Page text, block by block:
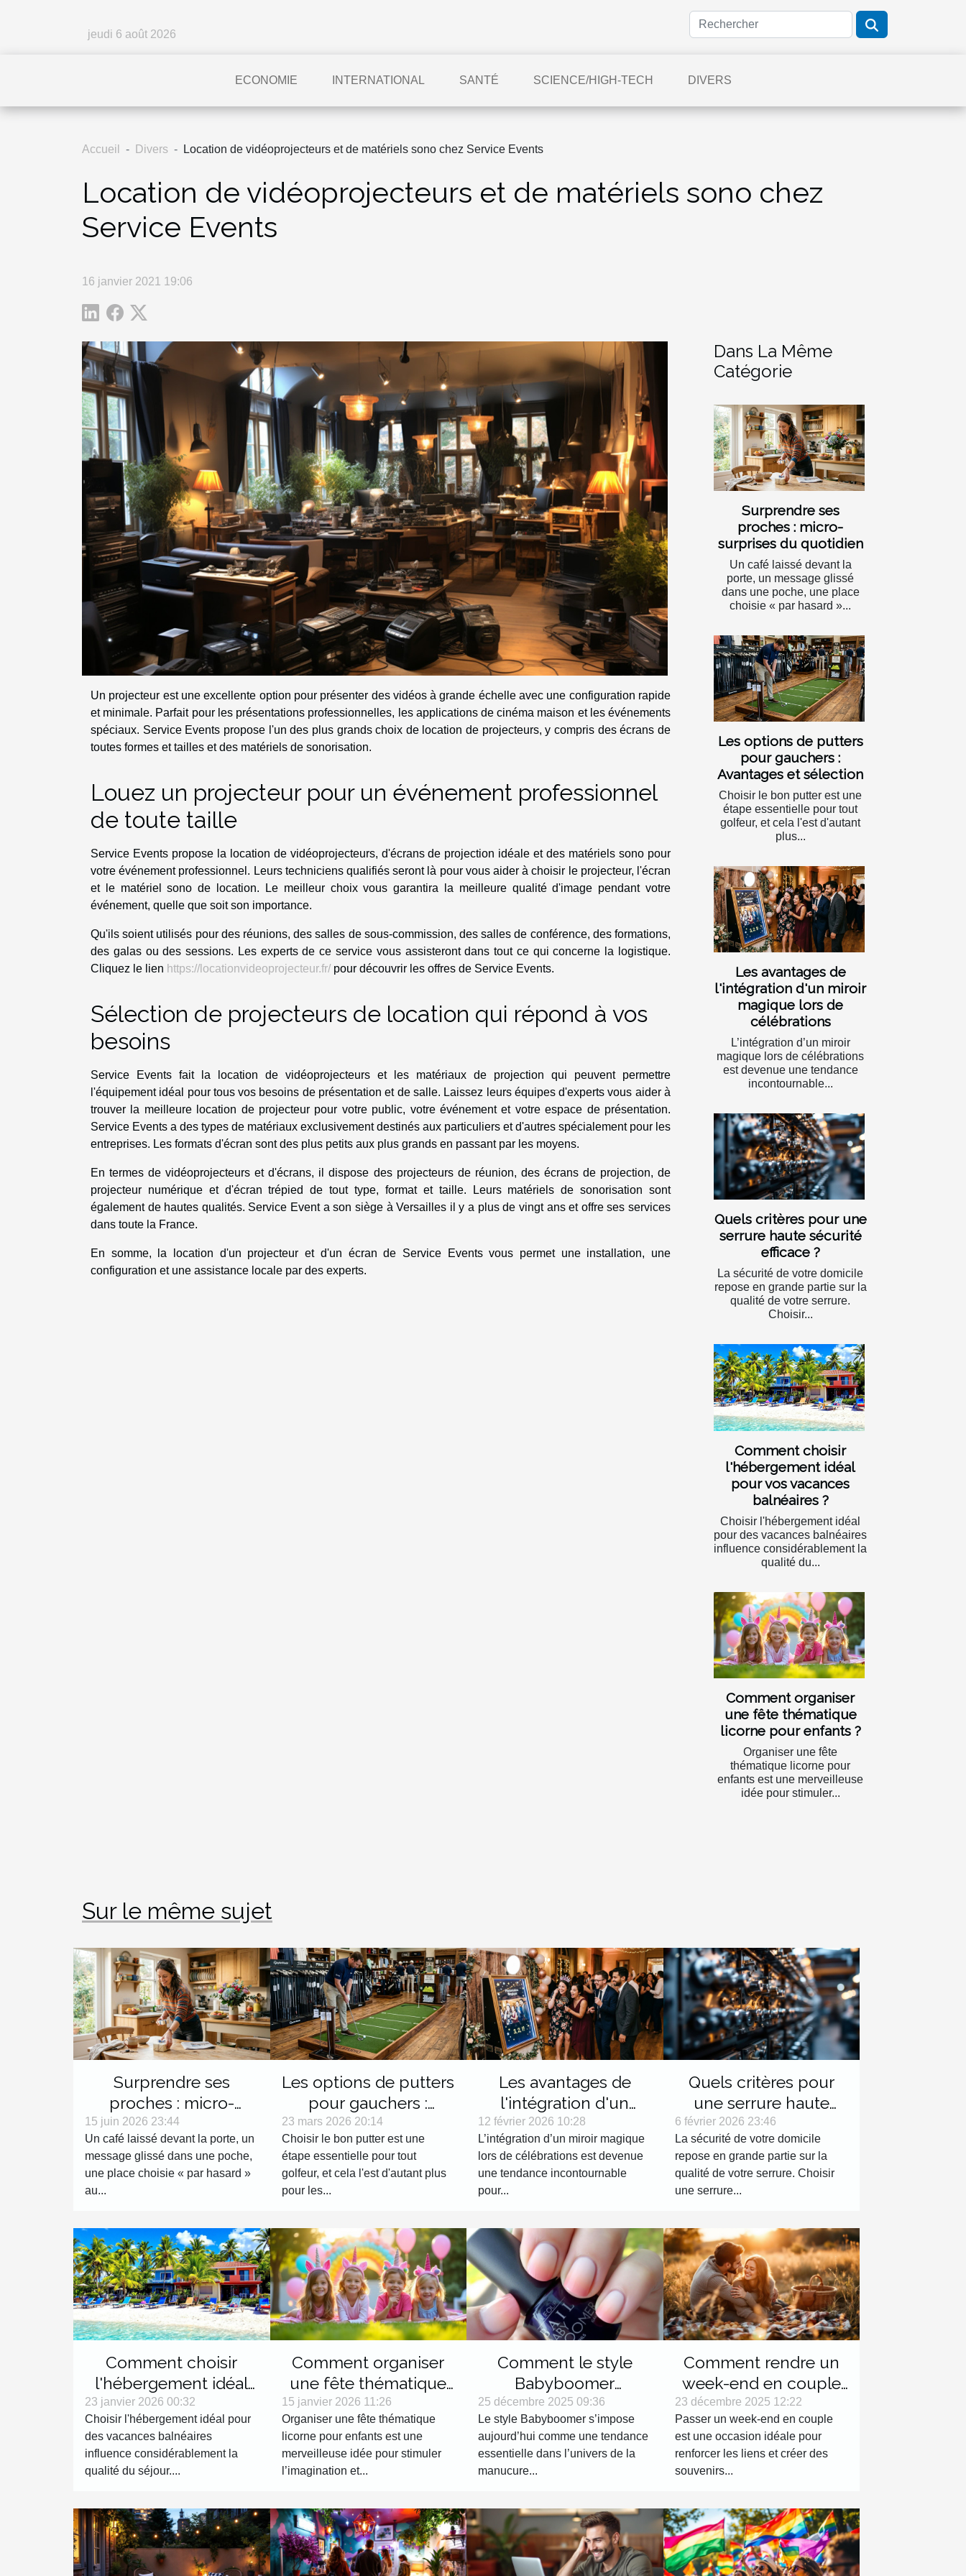
jeudi 6 août 2026
ECONOMIE INTERNATIONAL SANTÉ SCIENCE/HIGH-TECH DIVERS
Accueil Divers Location de vidéoprojecteurs et de matériels sono chez Service Events
Location de vidéoprojecteurs et de matériels sono chez
Service Events
16 janvier 2021 19:06
Un projecteur est une excellente option pour présenter des vidéos à grande échelle avec une configuration rapide
et minimale. Parfait pour les présentations professionnelles, les applications de cinéma maison et les événements
spéciaux. Service Events propose l'un des plus grands choix de location de projecteurs, y compris des écrans de
toutes formes et tailles et des matériels de sonorisation.
Louez un projecteur pour un événement professionnel
de toute taille
Service Events propose la location de vidéoprojecteurs, d'écrans de projection idéale et des matériels sono pour
votre événement professionnel. Leurs techniciens qualifiés seront là pour vous aider à choisir le projecteur, l'écran
et le matériel sono de location. Le meilleur choix vous garantira la meilleure qualité d'image pendant votre
événement, quelle que soit son importance.
Qu'ils soient utilisés pour des réunions, des salles de sous-commission, des salles de conférence, des formations,
des galas ou des sessions. Les experts de ce service vous assisteront dans tout ce qui concerne la logistique.
Cliquez le lien https://locationvideoprojecteur.fr/ pour découvrir les offres de Service Events.
Sélection de projecteurs de location qui répond à vos
besoins
Service Events fait la location de vidéoprojecteurs et les matériaux de projection qui peuvent permettre
l'équipement idéal pour tous vos besoins de présentation et de salle. Laissez leurs équipes d'experts vous aider à
trouver la meilleure location de projecteur pour votre public, votre événement et votre espace de présentation.
Service Events a des types de matériaux exclusivement destinés aux particuliers et d'autres spécialement pour les
entreprises. Les formats d'écran sont des plus petits aux plus grands en passant par les moyens.
En termes de vidéoprojecteurs et d'écrans, il dispose des projecteurs de réunion, des écrans de projection, de
projecteur numérique et d'écran trépied de tout type, format et taille. Leurs matériels de sonorisation sont
également de hautes qualités. Service Event a son siège à Versailles il y a plus de vingt ans et offre ses services
dans toute la France.
En somme, la location d'un projecteur et d'un écran de Service Events vous permet une installation, une
configuration et une assistance locale par des experts.
Dans La Même
Catégorie
Surprendre ses
proches : micro-
surprises du quotidien
Un café laissé devant la
porte, un message glissé
dans une poche, une place
choisie « par hasard »...
Les options de putters
pour gauchers :
Avantages et sélection
Choisir le bon putter est une
étape essentielle pour tout
golfeur, et cela l'est d'autant
plus...
Les avantages de
l'intégration d'un miroir
magique lors de
célébrations
L’intégration d’un miroir
magique lors de célébrations
est devenue une tendance
incontournable...
Quels critères pour une
serrure haute sécurité
efficace ?
La sécurité de votre domicile
repose en grande partie sur la
qualité de votre serrure.
Choisir...
Comment choisir
l'hébergement idéal
pour vos vacances
balnéaires ?
Choisir l'hébergement idéal
pour des vacances balnéaires
influence considérablement la
qualité du...
Comment organiser
une fête thématique
licorne pour enfants ?
Organiser une fête
thématique licorne pour
enfants est une merveilleuse
idée pour stimuler...
Sur le même sujet
Surprendre ses
proches : micro-
surprises du quotidien
15 juin 2026 23:44
Un café laissé devant la porte, un
message glissé dans une poche,
une place choisie « par hasard »
au...
Les options de putters
pour gauchers :
Avantages et sélection
23 mars 2026 20:14
Choisir le bon putter est une
étape essentielle pour tout
golfeur, et cela l'est d'autant plus
pour les...
Les avantages de
l'intégration d'un
miroir magique lors de
célébrations
12 février 2026 10:28
L’intégration d’un miroir magique
lors de célébrations est devenue
une tendance incontournable
pour...
Quels critères pour
une serrure haute
sécurité efficace ?
6 février 2026 23:46
La sécurité de votre domicile
repose en grande partie sur la
qualité de votre serrure. Choisir
une serrure...
Comment choisir
l'hébergement idéal
pour vos vacances
balnéaires ?
23 janvier 2026 00:32
Choisir l'hébergement idéal pour
des vacances balnéaires
influence considérablement la
qualité du séjour....
Comment organiser
une fête thématique
licorne pour enfants ?
15 janvier 2026 11:26
Organiser une fête thématique
licorne pour enfants est une
merveilleuse idée pour stimuler
l’imagination et...
Comment le style
Babyboomer
révolutionne-t-il les
tendances manucures
?
25 décembre 2025 09:36
Le style Babyboomer s’impose
aujourd’hui comme une tendance
essentielle dans l’univers de la
manucure...
Comment rendre un
week-end en couple
inoubliable ?
23 décembre 2025 12:22
Passer un week-end en couple
est une occasion idéale pour
renforcer les liens et créer des
souvenirs...